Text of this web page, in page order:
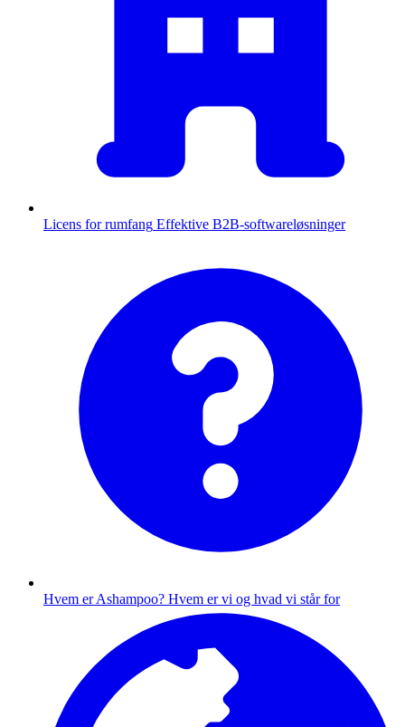
Licens for rumfang Effektive B2B-softwareløsninger
Hvem er Ashampoo? Hvem er vi og hvad vi står for